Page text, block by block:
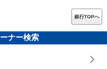
銀行TOPへ
ナー検索